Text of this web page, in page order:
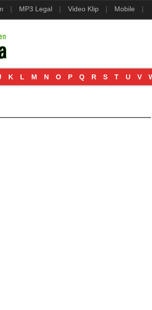
| MP3 Legal | Video Klip | Mobile |
K L M N O P Q R S T U V